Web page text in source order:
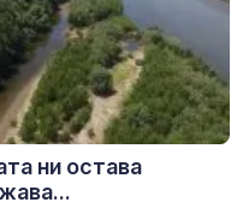
ни остава